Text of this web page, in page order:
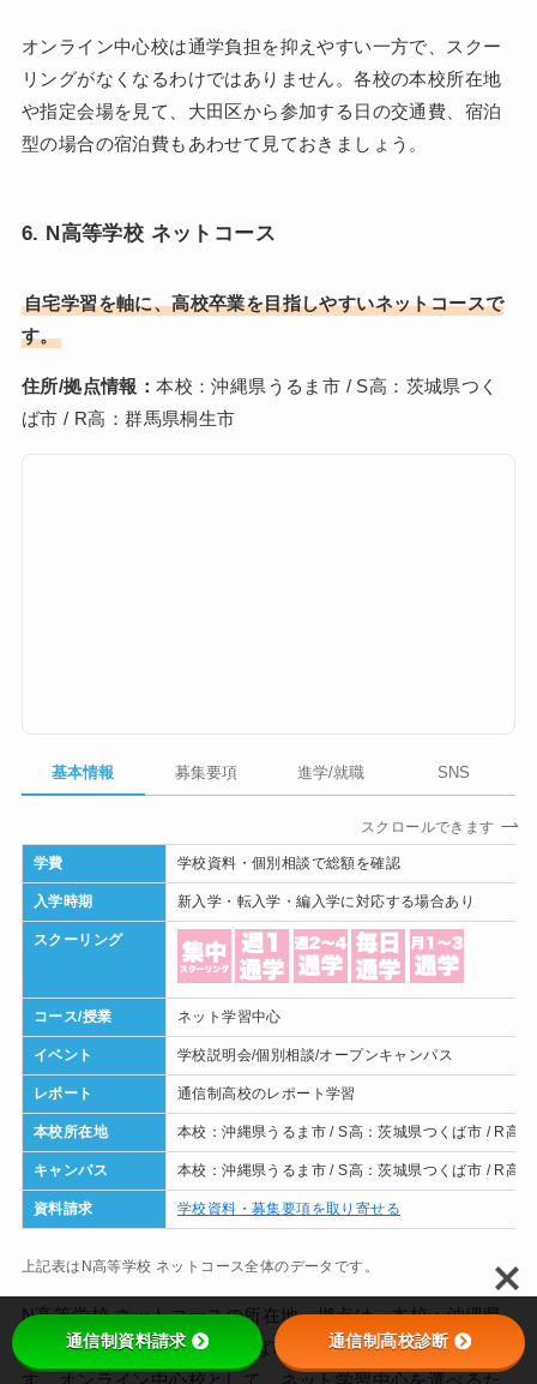
オンライン中心校は通学負担を抑えやすい一方で、スクー
リングがなくなるわけではありません。各校の本校所在地
や指定会場を見て、大田区から参加する日の交通費、宿泊
型の場合の宿泊費もあわせて見ておきましょう。
6. N高等学校 ネットコース
自宅学習を軸に、高校卒業を目指しやすいネットコースで
す。
住所/拠点情報：本校：沖縄県うるま市 / S高：茨城県つく
ば市 / R高：群馬県桐生市
基本情報 募集要項 進学/就職 SNS
スクロールできます
学費 学校資料・個別相談で総額を確認
入学時期 新入学・転入学・編入学に対応する場合あり
スクーリング
コース/授業 ネット学習中心
イベント 学校説明会/個別相談/オープンキャンパス
レポート 通信制高校のレポート学習
本校所在地 本校：沖縄県うるま市 / S高：茨城県つくば市 / R高
キャンパス 本校：沖縄県うるま市 / S高：茨城県つくば市 / R高
資料請求 学校資料・募集要項を取り寄せる
上記表はN高等学校 ネットコース全体のデータです。
N高等学校 ネットコースの所在地・拠点は、本校：沖縄県
うるま市 / S高：茨城県つくば市 / R高：群馬県桐生市で
す。オンライン中心校として、ネット学習中心を選べるた
通信制資料請求 通信制高校診断